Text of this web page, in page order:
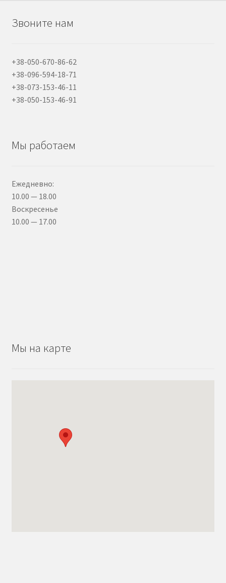
Звоните нам
+38-050-670-86-62
+38-096-594-18-71
+38-073-153-46-11
+38-050-153-46-91
Мы работаем
Ежедневно:
10.00 — 18.00
Воскресенье
10.00 — 17.00
Мы на карте